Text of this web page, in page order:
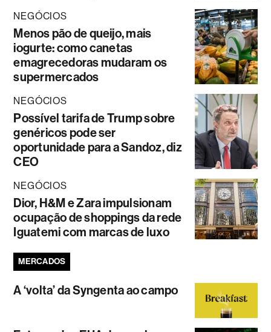
NEGÓCIOS
Menos pão de queijo, mais
iogurte: como canetas
emagrecedoras mudaram os
supermercados
NEGÓCIOS
Possível tarifa de Trump sobre
genéricos pode ser
oportunidade para a Sandoz, diz
CEO
NEGÓCIOS
Dior, H&M e Zara impulsionam
ocupação de shoppings da rede
Iguatemi com marcas de luxo
MERCADOS
A ‘volta’ da Syngenta ao campo